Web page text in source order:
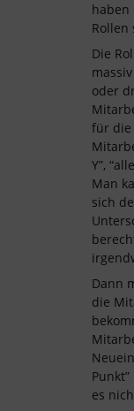
haben
Rollen
Die
oder
für die
Y”,
Man
sich
Dann
die
es